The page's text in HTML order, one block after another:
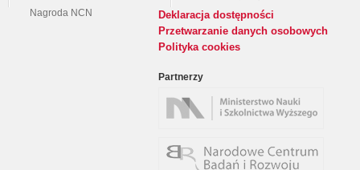
Nagroda NCN
Deklaracja dostępności
Przetwarzanie danych osobowych
Polityka cookies
Partnerzy